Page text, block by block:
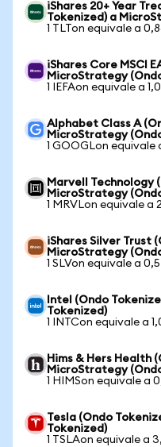
iShares 20+ Year
Tokenized) a
1 TLTon equivale a
iShares Core MSCI
MicroStrategy
1 IEFAon equivale a
Alphabet Class A
MicroStrategy
1 GOOGLon equivale
Marvell Technology
MicroStrategy
1 MRVLon equivale a
iShares Silver Trust
MicroStrategy
1 SLVon equivale a
Intel (Ondo
Tokenized)
1 INTCon equivale a
Hims & Hers Health
MicroStrategy
1 HIMSon equivale a
Tesla (Ondo
Tokenized)
1 TSLAon equivale a